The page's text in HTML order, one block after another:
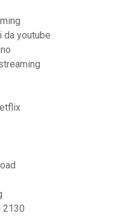
da youtube
2130